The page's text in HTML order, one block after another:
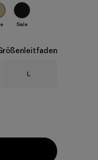
Sale
Größe
L